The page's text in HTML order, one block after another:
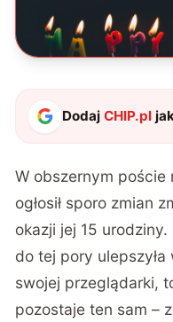
DodajCHIP.pl
W obszernym poście
ogłosił sporo zmian
okazji jej 15
do tej pory ulepszyła
swojej przeglądarki,
pozostaje ten sam –